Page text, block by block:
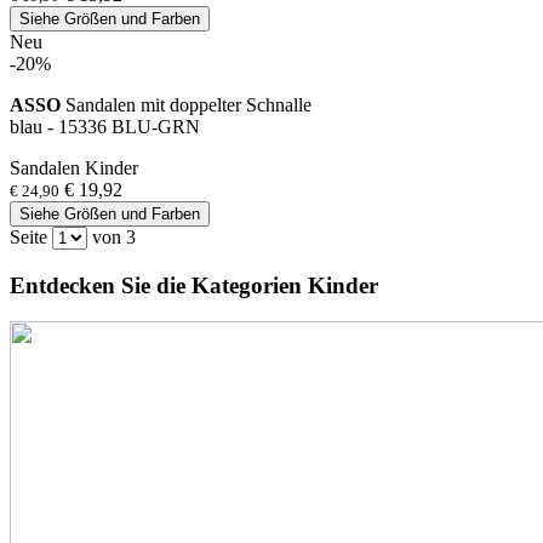
Siehe Größen und Farben
Neu
-20%
ASSO Sandalen mit doppelter Schnalle
blau - 15336 BLU-GRN
Sandalen Kinder
€ 24,90 € 19,92
Siehe Größen und Farben
Seite von 3
Entdecken Sie die Kategorien Kinder